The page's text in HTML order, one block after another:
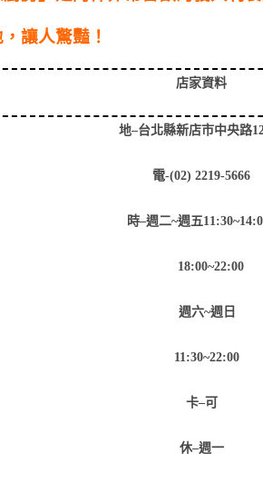
讓人驚豔！
店家資料
地–台北縣新店市中央路
電-(02) 2219-5666
時–週二~週五
18:00~22:00
週六~週日
11:30~22:00
卡–可
休–週一